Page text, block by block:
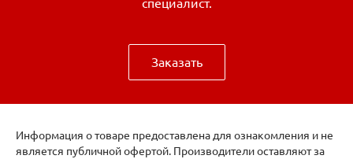
специалист.
Заказать
Информация о товаре предоставлена для ознакомления и не
является публичной офертой. Производители оставляют за